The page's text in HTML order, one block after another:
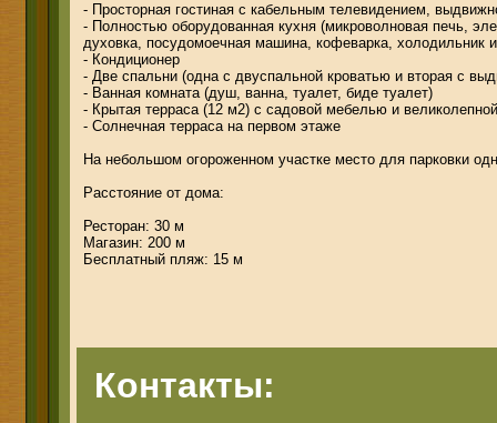
- Просторная гостиная с кабельным телевидением,
- Полностью оборудованная кухня (микроволновая печь,
духовка, посудомоечная машина, кофеварка, холодильник
- Кондиционер
- Две спальни (одна с двуспальной кроватью и вторая с
- Ванная комната (душ, ванна, туалет, биде туалет)
- Крытая терраса (12 м2) с садовой мебелью и
- Солнечная терраса на первом этаже
На небольшом огороженном участке место для парковки
Расстояние от дома:
Ресторан: 30 м
Магазин: 200 м
Бесплатный пляж: 15 м
Контакты: